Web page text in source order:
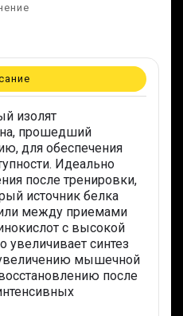
изолят
прошедший
для обеспечения
Идеально
после тренировки,
источник белка
между приемами
с высокой
увеличивает синтез
мышечной
после